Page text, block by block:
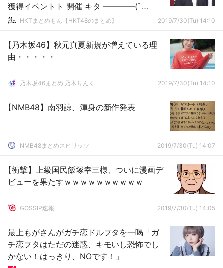
獲得イベントト 開催 キタ ━━━━(ﾟ
∀ﾟ)━━━━!!
HKTまとめもん【HKT48のまとめ】 2019/7/30(Tu) 14:10
【乃木坂46】秋元真夏新規が増えている理
由・・・・・
乃木坂46まとめ 乃木りんく 2019/7/30(Tu) 14:10
【NMB48】南羽諒、渾身の新作発表
NMB48まとめスピリッツ 2019/7/30(Tu) 14:07
【衝撃】上級国民飯塚幸三様、ついに漫画デ
ビューを果たすｗｗｗｗｗｗｗｗｗｗ
GOSSIP速報 2019/7/30(Tu) 14:05
最上もがさんがガチ恋ドルヲタを一喝「ガ
チ恋ヲタはただの迷惑、キモいし恐怖でし
かない！はっきり、NOです！」